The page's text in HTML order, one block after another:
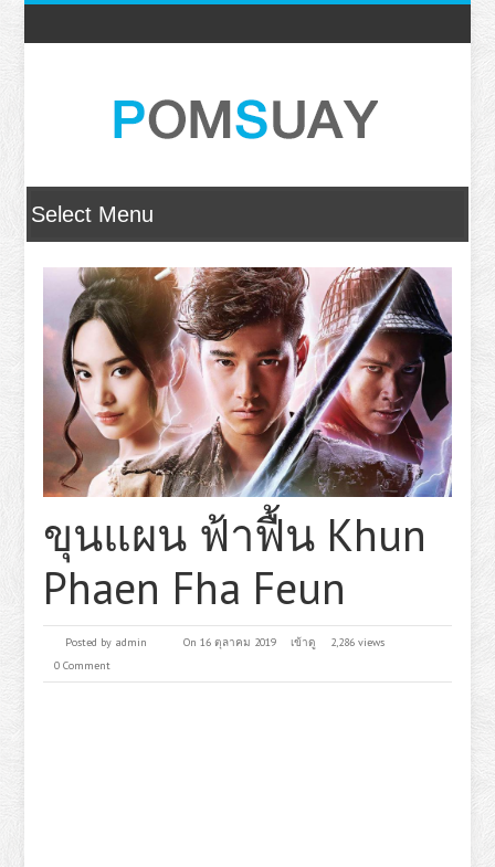
ขุนแผน ฟ้าฟื้น Khun
Phaen Fha Feun
Posted by admin On 16 ตุลาคม 2019 เข้าดู
2,286 views
0 Comment